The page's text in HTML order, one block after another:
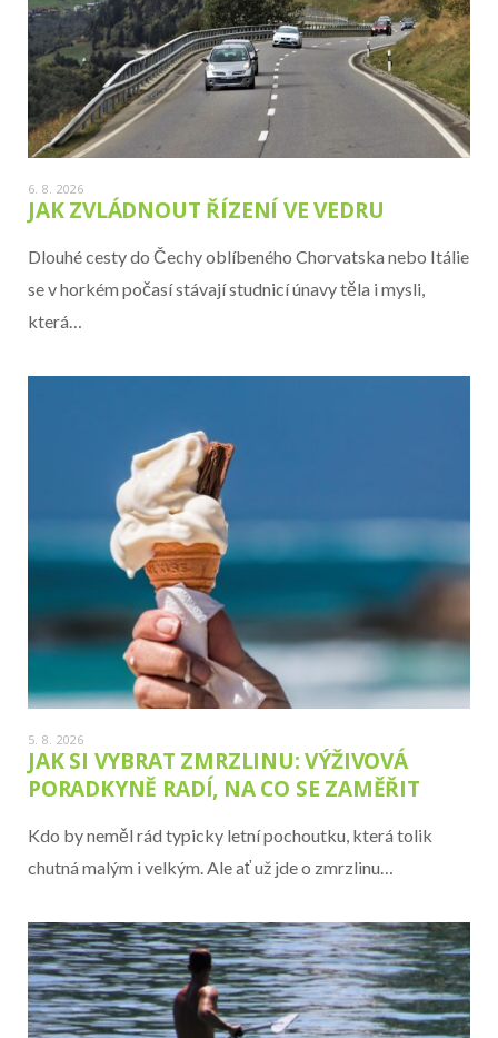
6. 8. 2026
JAK ZVLÁDNOUT ŘÍZENÍ VE VEDRU
Dlouhé cesty do Čechy oblíbeného Chorvatska nebo Itálie
se v horkém počasí stávají studnicí únavy těla i mysli,
která…
5. 8. 2026
JAK SI VYBRAT ZMRZLINU: VÝŽIVOVÁ
PORADKYNĚ RADÍ, NA CO SE ZAMĚŘIT
Kdo by neměl rád typicky letní pochoutku, která tolik
chutná malým i velkým. Ale ať už jde o zmrzlinu…